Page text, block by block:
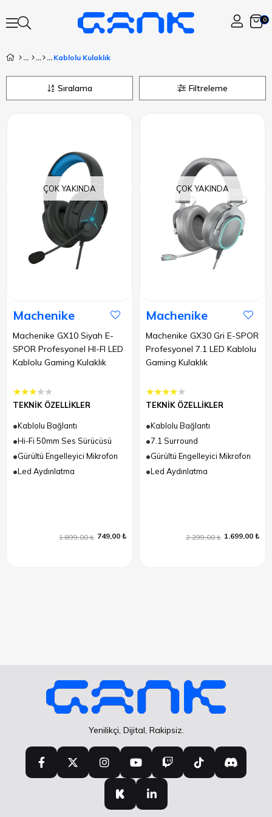
0
Kablolu Kulaklık
Filtreleme
Sıralama
ÇOK YAKINDA
Machenike
Machenike GX10 Siyah E-
SPOR Profesyonel HI-FI LED
Kablolu Gaming Kulaklık
★★★★★
TEKNİK ÖZELLİKLER
Kablolu Bağlantı
Hi-Fi 50mm Ses Sürücüsü
Gürültü Engelleyici Mikrofon
Led Aydınlatma
749,00 ₺
1.899,00 ₺
ÇOK YAKINDA
Machenike
Machenike GX30 Gri E-SPOR
Profesyonel 7.1 LED Kablolu
Gaming Kulaklık
★★★★★
TEKNİK ÖZELLİKLER
Kablolu Bağlantı
7.1 Surround
Gürültü Engelleyici Mikrofon
Led Aydınlatma
1.699,00 ₺
2.299,00 ₺
Yenilikçi, Dijital, Rakipsiz.